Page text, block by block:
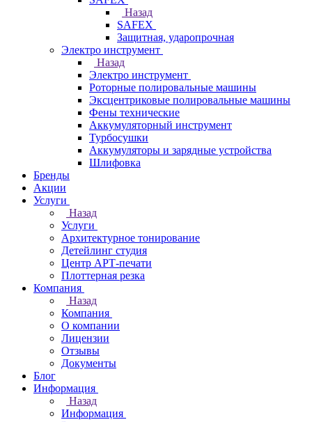
Назад
SAFEX
Защитная, ударопрочная
Электро инструмент
Назад
Электро инструмент
Роторные полировальные машины
Эксцентриковые полировальные машины
Фены технические
Аккумуляторный инструмент
Турбосушки
Аккумуляторы и зарядные устройства
Шлифовка
Бренды
Акции
Услуги
Назад
Услуги
Архитектурное тонирование
Детейлинг студия
Центр АРТ-печати
Плоттерная резка
Компания
Назад
Компания
О компании
Лицензии
Отзывы
Документы
Блог
Информация
Назад
Информация